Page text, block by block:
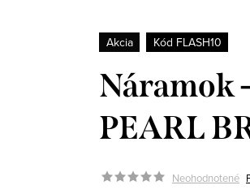
Akcia Kód FLASH10
Náramok
PEARL
Neohodnotené